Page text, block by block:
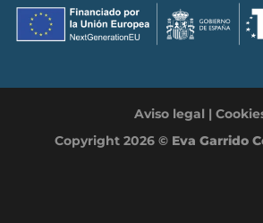
Aviso legal |
Copyright 2026 © Eva Garrido